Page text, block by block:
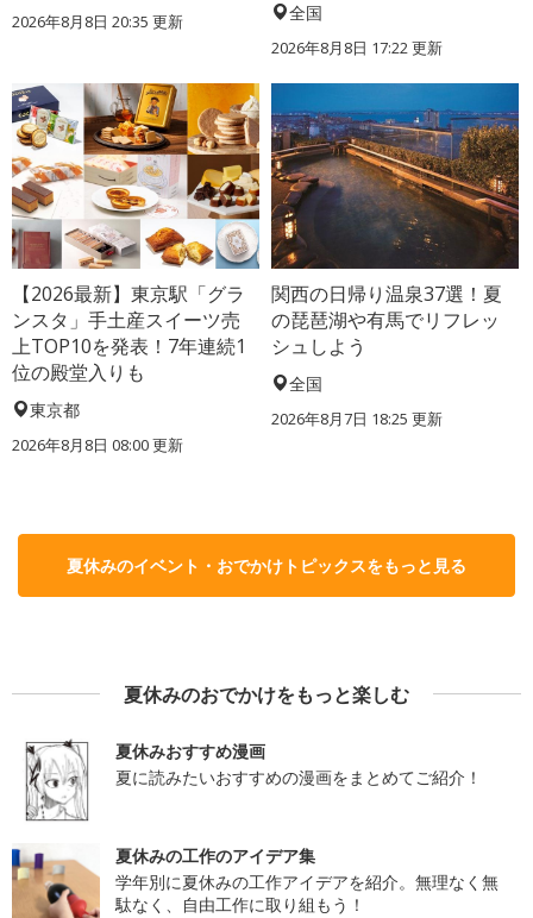
2026年8月8日 20:35 更新 全国
2026年8月8日 17:22更新
【2026最新】東京駅「グラ
ンスタ」手土産スイーツ売
上TOP10を発表！7年連続1
位の殿堂入りも
東京都
2026年8月8日 08:00更新
関西の日帰り温泉37選！夏
の琵琶湖や有馬でリフレッ
シュしよう
全国
2026年8月7日 18:25 更新
夏休みのイベント・おでかけトピックスをもっと見る
夏休みのおでかけをもっと楽しむ
夏休みおすすめ漫画
夏に読みたいおすすめの漫画をまとめてご紹介！
夏休みの工作のアイデア集
学年別に夏休みの工作アイデアを紹介。無理なく無
駄なく、自由工作に取り組もう！